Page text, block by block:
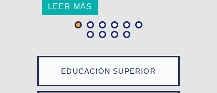
EDUCACIÓN SUPERIOR
LEER MÁS